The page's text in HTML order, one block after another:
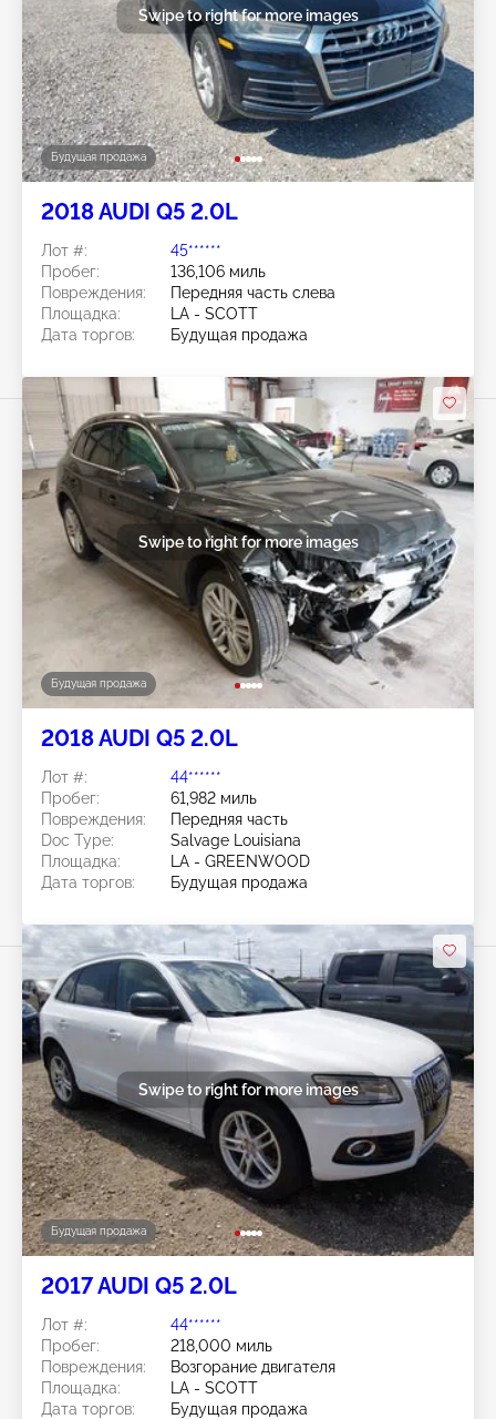
Будущая продажа
Swipe to right for more images
2018 AUDI Q5 2.0L
Лот #:
45******
Пробег:
136,106 миль
Повреждения:
Передняя часть слева
Площадка:
LA - SCOTT
Дата торгов:
Будущая продажа
Будущая продажа
Swipe to right for more images
2018 AUDI Q5 2.0L
Лот #:
44******
Пробег:
61,982 миль
Повреждения:
Передняя часть
Doc Type:
Salvage Louisiana
Площадка:
LA - GREENWOOD
Дата торгов:
Будущая продажа
Будущая продажа
Swipe to right for more images
2017 AUDI Q5 2.0L
Лот #:
44******
Пробег:
218,000 миль
Повреждения:
Возгорание двигателя
Площадка:
LA - SCOTT
Дата торгов:
Будущая продажа